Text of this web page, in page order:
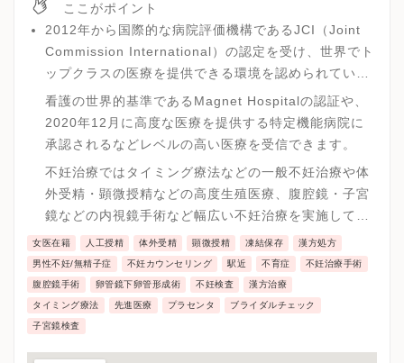
ここがポイント
2012年から国際的な病院評価機構であるJCI（Joint
Commission International）の認定を受け、世界でト
ップクラスの医療を提供できる環境を認められていま
す。
看護の世界的基準であるMagnet Hospitalの認証や、
2020年12月に高度な医療を提供する特定機能病院に
承認されるなどレベルの高い医療を受信できます。
不妊治療ではタイミング療法などの一般不妊治療や体
外受精・顕微授精などの高度生殖医療、腹腔鏡・子宮
鏡などの内視鏡手術など幅広い不妊治療を実施してい
ます。
女医在籍 人工授精 体外受精 顕微授精 凍結保存 漢方処方
男性不妊/無精子症 不妊カウンセリング 駅近 不育症 不妊治療手術
腹腔鏡手術 卵管鏡下卵管形成術 不妊検査 漢方治療
タイミング療法 先進医療 プラセンタ ブライダルチェック
子宮鏡検査